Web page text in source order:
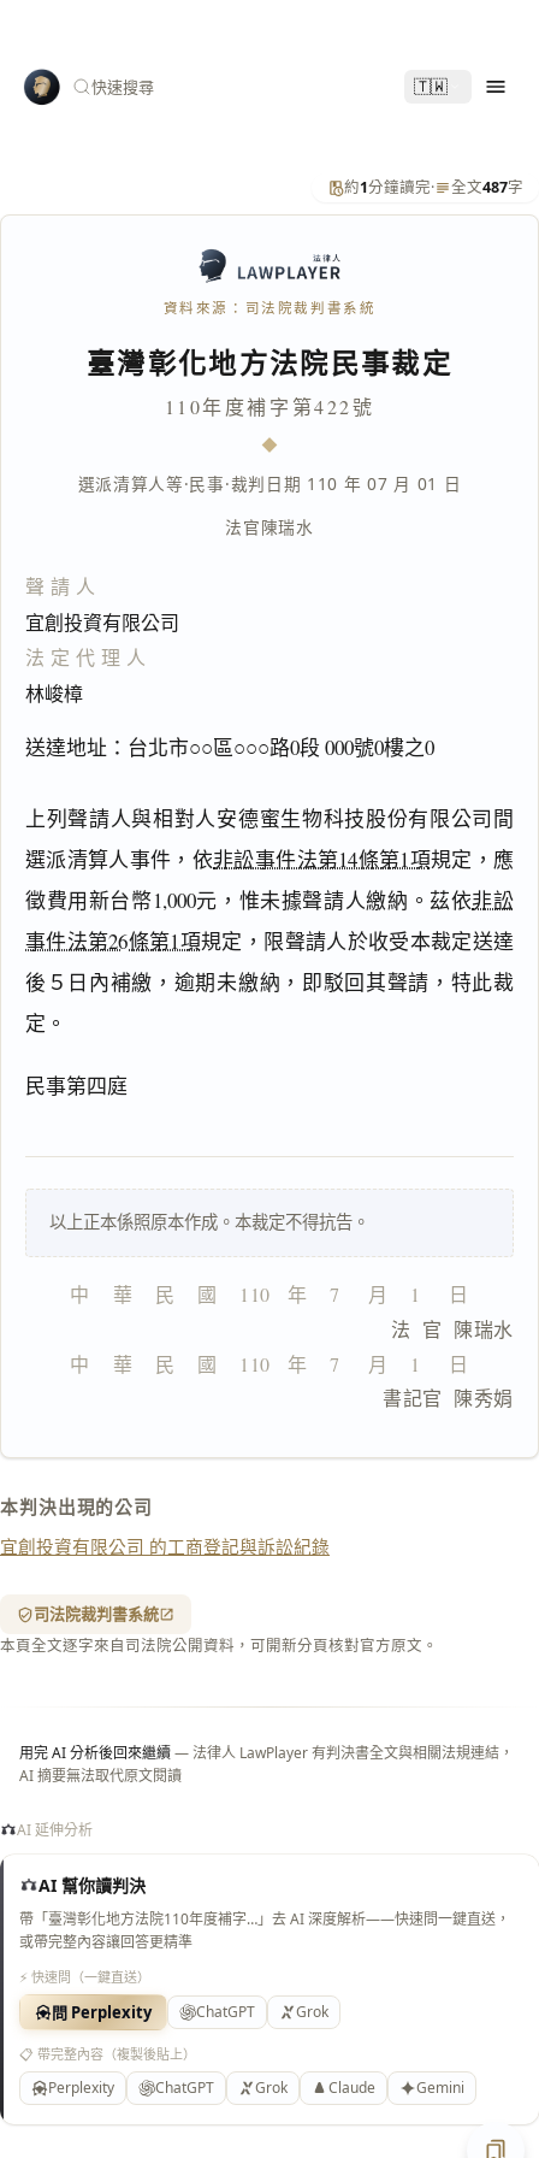
快速搜尋 🇹🇼
約1分鐘讀完· 全文487字
資料來源：司法院裁判書系統
臺灣彰化地方法院民事裁定
110年度補字第422號
選派清算人等·民事·裁判日期 110 年 07 月 01 日
法官陳瑞水
聲請人
宜創投資有限公司
法定代理人
林峻樟
送達地址：台北市○○區○○○路0段 000號0樓之0
上列聲請人與相對人安德蜜生物科技股份有限公司間
選派清算人事件，依非訟事件法第14條第1項規定，應
徵費用新台幣1,000元，惟未據聲請人繳納。茲依非訟
事件法第26條第1項規定，限聲請人於收受本裁定送達
後５日內補繳，逾期未繳納，即駁回其聲請，特此裁
定。
民事第四庭
以上正本係照原本作成。本裁定不得抗告。
中    華    民    國    110   年    7     月    1     日
                              法  官  陳瑞水
中    華    民    國    110   年    7     月    1     日
                              書記官  陳秀娟
本判決出現的公司
宜創投資有限公司 的工商登記與訴訟紀錄
司法院裁判書系統
本頁全文逐字來自司法院公開資料，可開新分頁核對官方原文。
用完 AI 分析後回來繼續— 法律人 LawPlayer 有判決書全文與相關法規連結，
AI 摘要無法取代原文閱讀
AI 延伸分析
AI 幫你讀判決
帶「臺灣彰化地方法院110年度補字…」去 AI 深度解析——快速問一鍵直送，
或帶完整內容讓回答更精準
⚡ 快速問（一鍵直送）
問 Perplexity ChatGPT Grok
📋 帶完整內容（複製後貼上）
Perplexity ChatGPT Grok Claude Gemini
閱讀 研究
複
文